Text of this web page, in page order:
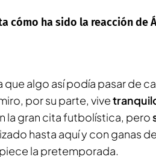
cómo ha sido la reacción de
que algo así podía pasar de
por su parte, vive
la gran cita futbolística, pero
hasta aquí y con ganas
la pretemporada.